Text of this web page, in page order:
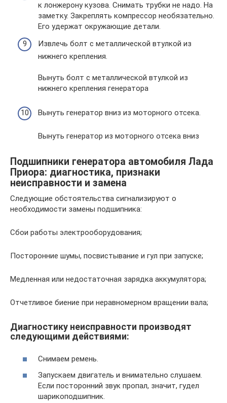
к лонжерону кузова. Снимать трубки не надо. На
заметку. Закреплять компрессор необязательно.
Его удержат окружающие детали.
Извлечь болт с металлической втулкой из
нижнего крепления.
Вынуть болт с металлической втулкой из
нижнего крепления генератора
Вынуть генератор вниз из моторного отсека.
Вынуть генератор из моторного отсека вниз
Подшипники генератора автомобиля Лада
Приора: диагностика, признаки
неисправности и замена
Следующие обстоятельства сигнализируют о
необходимости замены подшипника:
Сбои работы электрооборудования;
Посторонние шумы, посвистывание и гул при запуске;
Медленная или недостаточная зарядка аккумулятора;
Отчетливое биение при неравномерном вращении вала;
Диагностику неисправности производят
следующими действиями:
Снимаем ремень.
Запускаем двигатель и внимательно слушаем.
Если посторонний звук пропал, значит, гудел
шарикоподшипник.